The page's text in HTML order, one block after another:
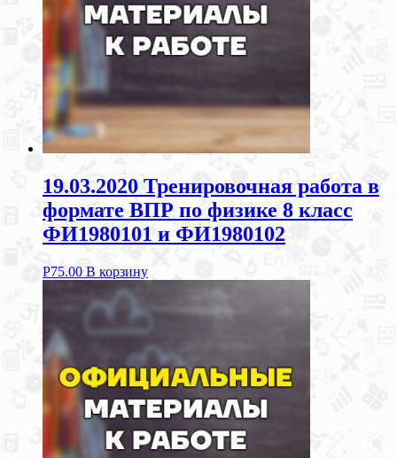
19.03.2020 Тренировочная работа в
формате ВПР по физике 8 класс
ФИ1980101 и ФИ1980102
Р75.00 В корзину